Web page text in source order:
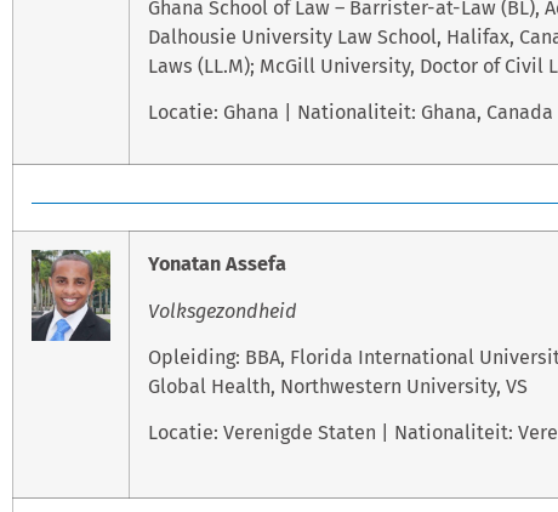
Ghana School of Law – Barrister-at-Law (BL),
Dalhousie University Law School, Halifax,
Laws (LL.M); McGill University, Doctor of Civil
Locatie: Ghana | Nationaliteit: Ghana, Canada
Yonatan Assefa
Volksgezondheid
Opleiding: BBA, Florida International
Global Health, Northwestern University, VS
Locatie: Verenigde Staten | Nationaliteit: